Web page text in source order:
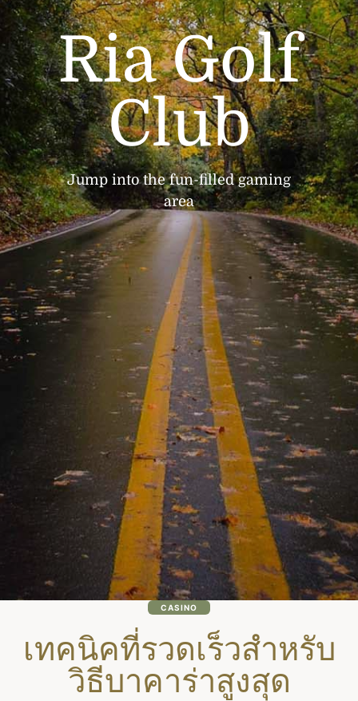
Ria Golf
Club
Jump into the fun-filled gaming
area
CASINO
เทคนิคที่รวดเร็วสำหรับ
วิธีบาคาร่าสูงสุด